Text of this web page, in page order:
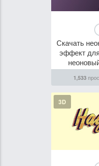
Скачать
эффект
1,533
3D